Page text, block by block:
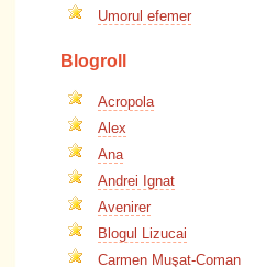
Umorul efemer
Blogroll
Acropola
Alex
Ana
Andrei Ignat
Avenirer
Blogul Lizucai
Carmen Muşat-Coman